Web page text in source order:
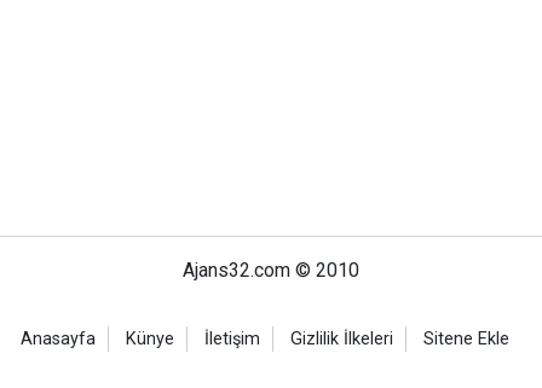
Ajans32.com © 2010
Anasayfa Künye İletişim Gizlilik İlkeleri Sitene Ekle